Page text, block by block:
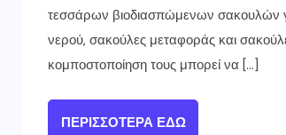
τεσσάρων βιοδιασπώμενων σακουλών
νερού, σακούλες μεταφοράς και
κομποστοποίηση τους μπορεί να […]
ΠΕΡΙΣΣΌΤΕΡΑ ΕΔΏ